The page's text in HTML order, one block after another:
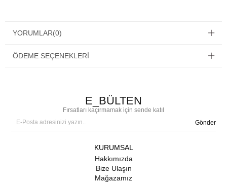
YORUMLAR(0)
ÖDEME SEÇENEKLERI
E_BÜLTEN
Fırsatları kaçırmamak için sende katıl
Gönder
KURUMSAL
Hakkımızda
Bize Ulaşın
Mağazamız